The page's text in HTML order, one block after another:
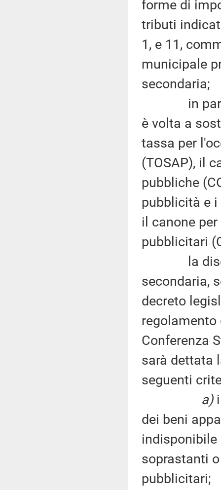
forme di
tributi
1, e 11,
municipale
secondaria;
in
è volta a
tassa per
(TOSAP), il
pubbliche
pubblicità e
il canone
pubblicitari
la
secondaria,
decreto
regolamento
Conferenza
sarà dettata
seguenti
a)
dei beni
indisponibile
soprastanti
pubblicitari;